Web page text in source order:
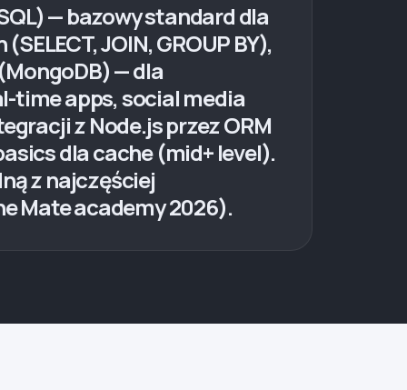
— bazowy standard dla
JOIN, GROUP BY),
— dla
time apps, social media
z Node.js przez ORM
dla cache (mid+ level).
z najczęściej
Mate academy 2026).